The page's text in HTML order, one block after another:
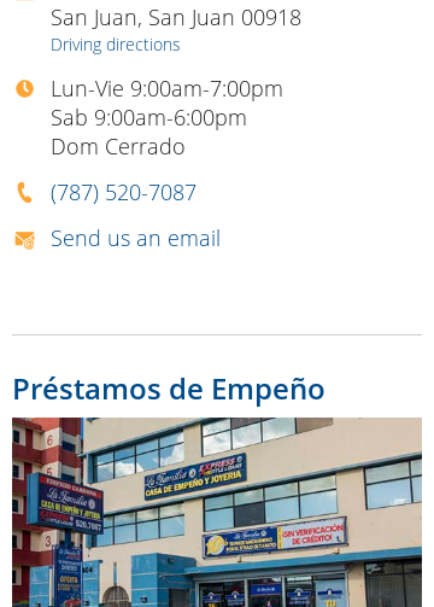
San Juan, San Juan 00918
Driving directions
Lun-Vie 9:00am-7:00pm
Sab 9:00am-6:00pm
Dom Cerrado
(787) 520-7087
Send us an email
Préstamos de Empeño